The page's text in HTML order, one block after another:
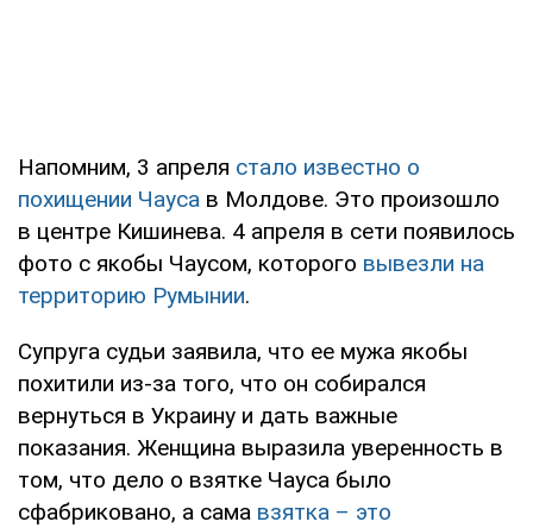
Напомним, 3 апреля стало известно о
похищении Чауса в Молдове. Это произошло
в центре Кишинева. 4 апреля в сети появилось
фото с якобы Чаусом, которого вывезли на
территорию Румынии.
Супруга судьи заявила, что ее мужа якобы
похитили из-за того, что он собирался
вернуться в Украину и дать важные
показания. Женщина выразила уверенность в
том, что дело о взятке Чауса было
сфабриковано, а сама взятка – это